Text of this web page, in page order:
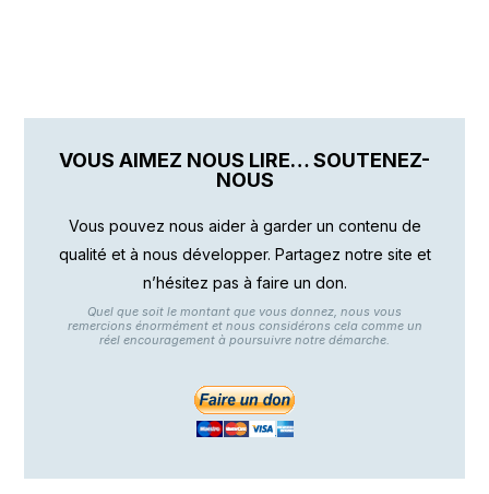
VOUS AIMEZ NOUS LIRE… SOUTENEZ-
NOUS
Vous pouvez nous aider à garder un contenu de
qualité et à nous développer. Partagez notre site et
n’hésitez pas à faire un don.
Quel que soit le montant que vous donnez, nous vous
remercions énormément et nous considérons cela comme un
réel encouragement à poursuivre notre démarche.